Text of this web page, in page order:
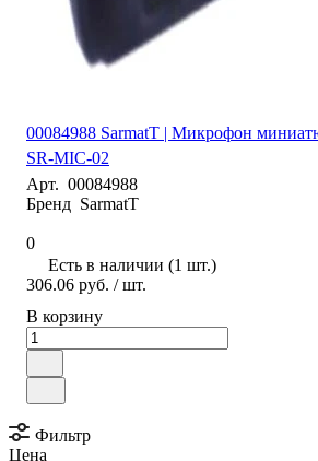
00084988 SarmatT | Микрофон
SR-MIC-02
Арт. 00084988
Бренд SarmatT
0
Есть в наличии (1 шт.)
306.06 руб. / шт.
В корзину
Фильтр
Цена